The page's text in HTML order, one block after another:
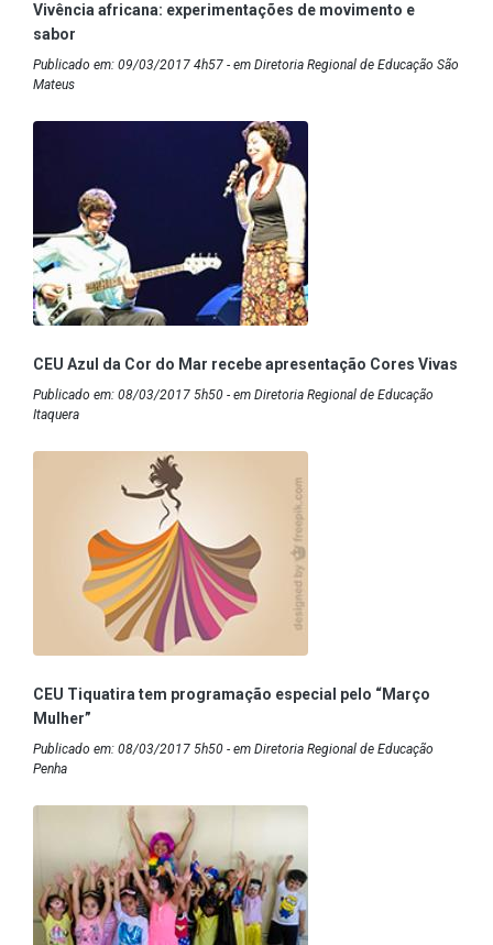
Vivência africana: experimentações de movimento e
sabor
Publicado em: 09/03/2017 4h57 - em Diretoria Regional de Educação São
Mateus
CEU Azul da Cor do Mar recebe apresentação Cores Vivas
Publicado em: 08/03/2017 5h50 - em Diretoria Regional de Educação
Itaquera
CEU Tiquatira tem programação especial pelo “Março
Mulher”
Publicado em: 08/03/2017 5h50 - em Diretoria Regional de Educação
Penha